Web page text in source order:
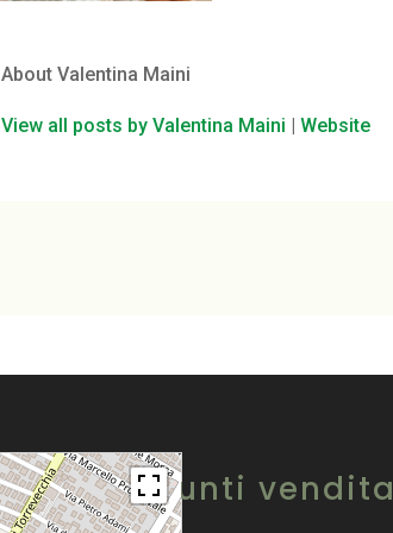
About Valentina Maini
View all posts by Valentina Maini |Website
Punti vendita